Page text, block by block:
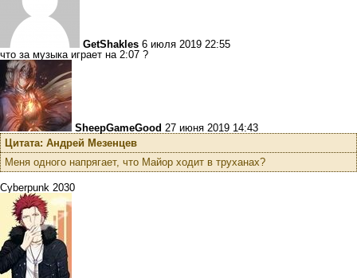
GetShakles 6 июля 2019 22:55
что за музыка играет на 2:07 ?
SheepGameGood 27 июня 2019 14:43
Цитата: Андрей Мезенцев
Меня одного напрягает, что Майор ходит в труханах?
Cyberpunk 2030